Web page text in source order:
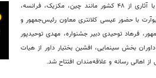
به گزارش خبرگزاری خبرآنلاین، بخش تجسمی ششمین جشنواره بین‌المللی فیلم سبز با آثاری از ۴۸ کشور مانند چین، مکزیک، فرانسه،
با حضور عیسی کلانتری معاون رئیس‌جمهور و
فرهاد توحیدی دبیر جشنواره، مهدی توحیدپور
بخش سینمایی، افشین بختیار داور از هیات
رسانه و علاقه‌مندان افتتاح شد.